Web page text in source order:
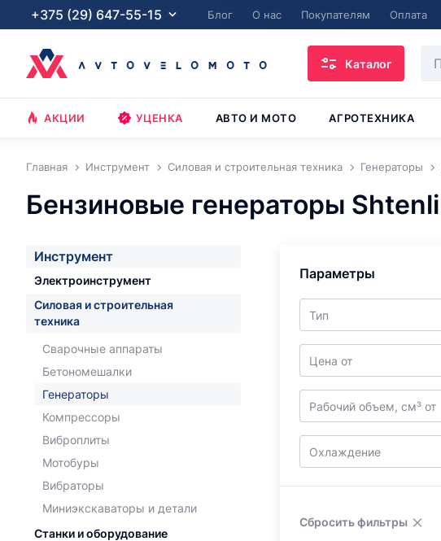
+375 (29) 647-55-15 Блог О нас Покупателям Оплата
Каталог
АКЦИИ УЦЕНКА АВТО И МОТО АГРОТЕХНИКА
Главная Инструмент Силовая и строительная техника Генераторы
Бензиновые генераторы Shtenli
Инструмент
Электроинструмент
Силовая и строительная
техника
Сварочные аппараты
Бетономешалки
Генераторы
Компрессоры
Виброплиты
Мотобуры
Вибраторы
Миниэкскаваторы и детали
Станки и оборудование
Параметры
Тип
Цена от
Рабочий объем, см³ от
Охлаждение
Сбросить фильтры